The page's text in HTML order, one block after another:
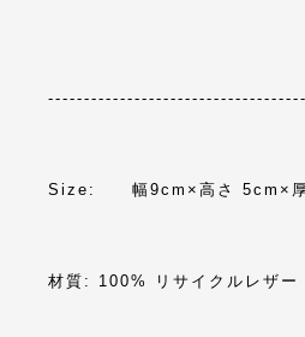
Size: 幅9cm×高さ 5cm×厚
材質: 100% リサイクルレザー